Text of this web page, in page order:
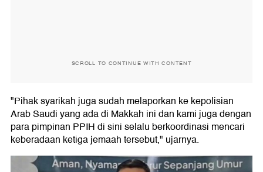
SCROLL TO CONTINUE WITH CONTENT
"Pihak syarikah juga sudah melaporkan ke kepolisian
Arab Saudi yang ada di Makkah ini dan kami juga dengan
para pimpinan PPIH di sini selalu berkoordinasi mencari
keberadaan ketiga jemaah tersebut," ujarnya.